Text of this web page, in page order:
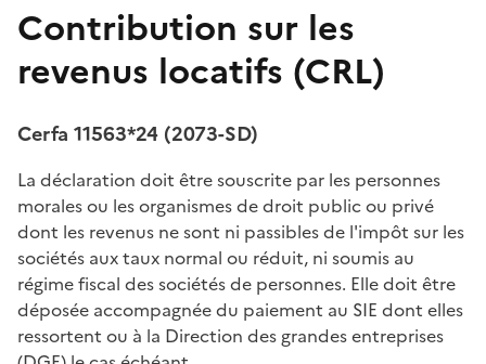
Contribution sur les
revenus locatifs (CRL)
Cerfa 11563*24 (2073-SD)
La déclaration doit être souscrite par les personnes
morales ou les organismes de droit public ou privé
dont les revenus ne sont ni passibles de l'impôt sur les
sociétés aux taux normal ou réduit, ni soumis au
régime fiscal des sociétés de personnes. Elle doit être
déposée accompagnée du paiement au SIE dont elles
ressortent ou à la Direction des grandes entreprises